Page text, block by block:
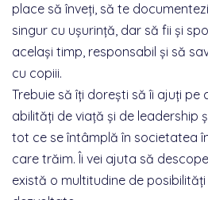
place să înveți, să te
singur cu ușurință, dar să fii și
același timp, responsabil și să
cu copiii.
Trebuie să îți dorești să îi ajuți pe
abilități de viață și de leadership
tot ce se întâmplă în societatea
care trăim. Îi vei ajuta să
există o multitudine de